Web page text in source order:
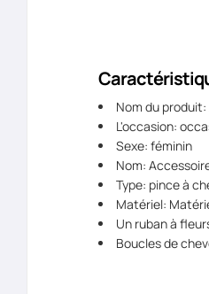
Nom du
L'occasion:
Sexe: féminin
Nom:
Type: pince à
Matériel:
Un ruban à
Boucles de